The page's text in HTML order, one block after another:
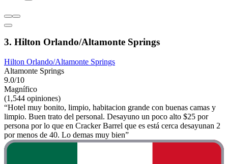
3. Hilton Orlando/Altamonte Springs
Hilton Orlando/Altamonte Springs
Altamonte Springs
9.0/10
Magnífico
(1,544 opiniones)
“Hotel muy bonito, limpio, habitacion grande con buenas camas y
limpio. Buen trato del personal. Desayuno un poco alto $25 por
persona por lo que en Cracker Barrel que es está cerca desayunan 2
por menos de 40. Lo demas muy bien”